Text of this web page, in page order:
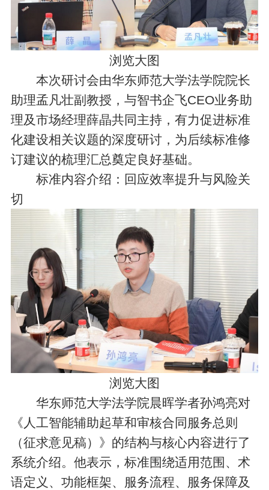
浏览大图
本次研讨会由华东师范大学法学院院长
助理孟凡壮副教授，与智书企飞CEO业务助
理及市场经理薛晶共同主持，有力促进标准
化建设相关议题的深度研讨，为后续标准修
订建议的梳理汇总奠定良好基础。
标准内容介绍：回应效率提升与风险关
切
浏览大图
华东师范大学法学院晨晖学者孙鸿亮对
《人工智能辅助起草和审核合同服务总则
（征求意见稿）》的结构与核心内容进行了
系统介绍。他表示，标准围绕适用范围、术
语定义、功能框架、服务流程、服务保障及